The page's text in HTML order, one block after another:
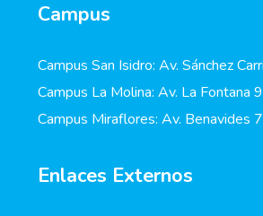
Campus
Campus San Isidro: Av. Sánchez
Campus La Molina: Av. La Fontana
Campus Miraflores: Av. Benavides
Enlaces Externos